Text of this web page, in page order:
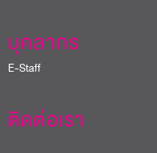
บุคลากร
E-Staff
ติดต่อเรา